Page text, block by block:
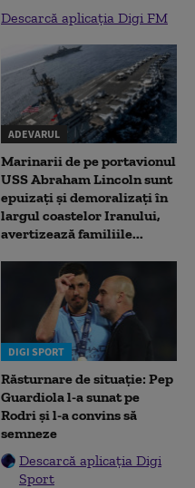
Descarcă aplicația Digi FM
ADEVARUL
Marinarii de pe portavionul
USS Abraham Lincoln sunt
epuizați și demoralizați în
largul coastelor Iranului,
avertizează familiile...
DIGI SPORT
Răsturnare de situație: Pep
Guardiola l-a sunat pe
Rodri și l-a convins să
semneze
Descarcă aplicația Digi
Sport